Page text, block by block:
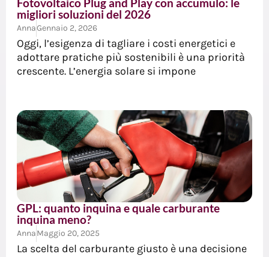
Fotovoltaico Plug and Play con accumulo: le
migliori soluzioni del 2026
AnnaGennaio 2, 2026
Oggi, l’esigenza di tagliare i costi energetici e
adottare pratiche più sostenibili è una priorità
crescente. L’energia solare si impone
GPL: quanto inquina e quale carburante
inquina meno?
AnnaMaggio 20, 2025
La scelta del carburante giusto è una decisione